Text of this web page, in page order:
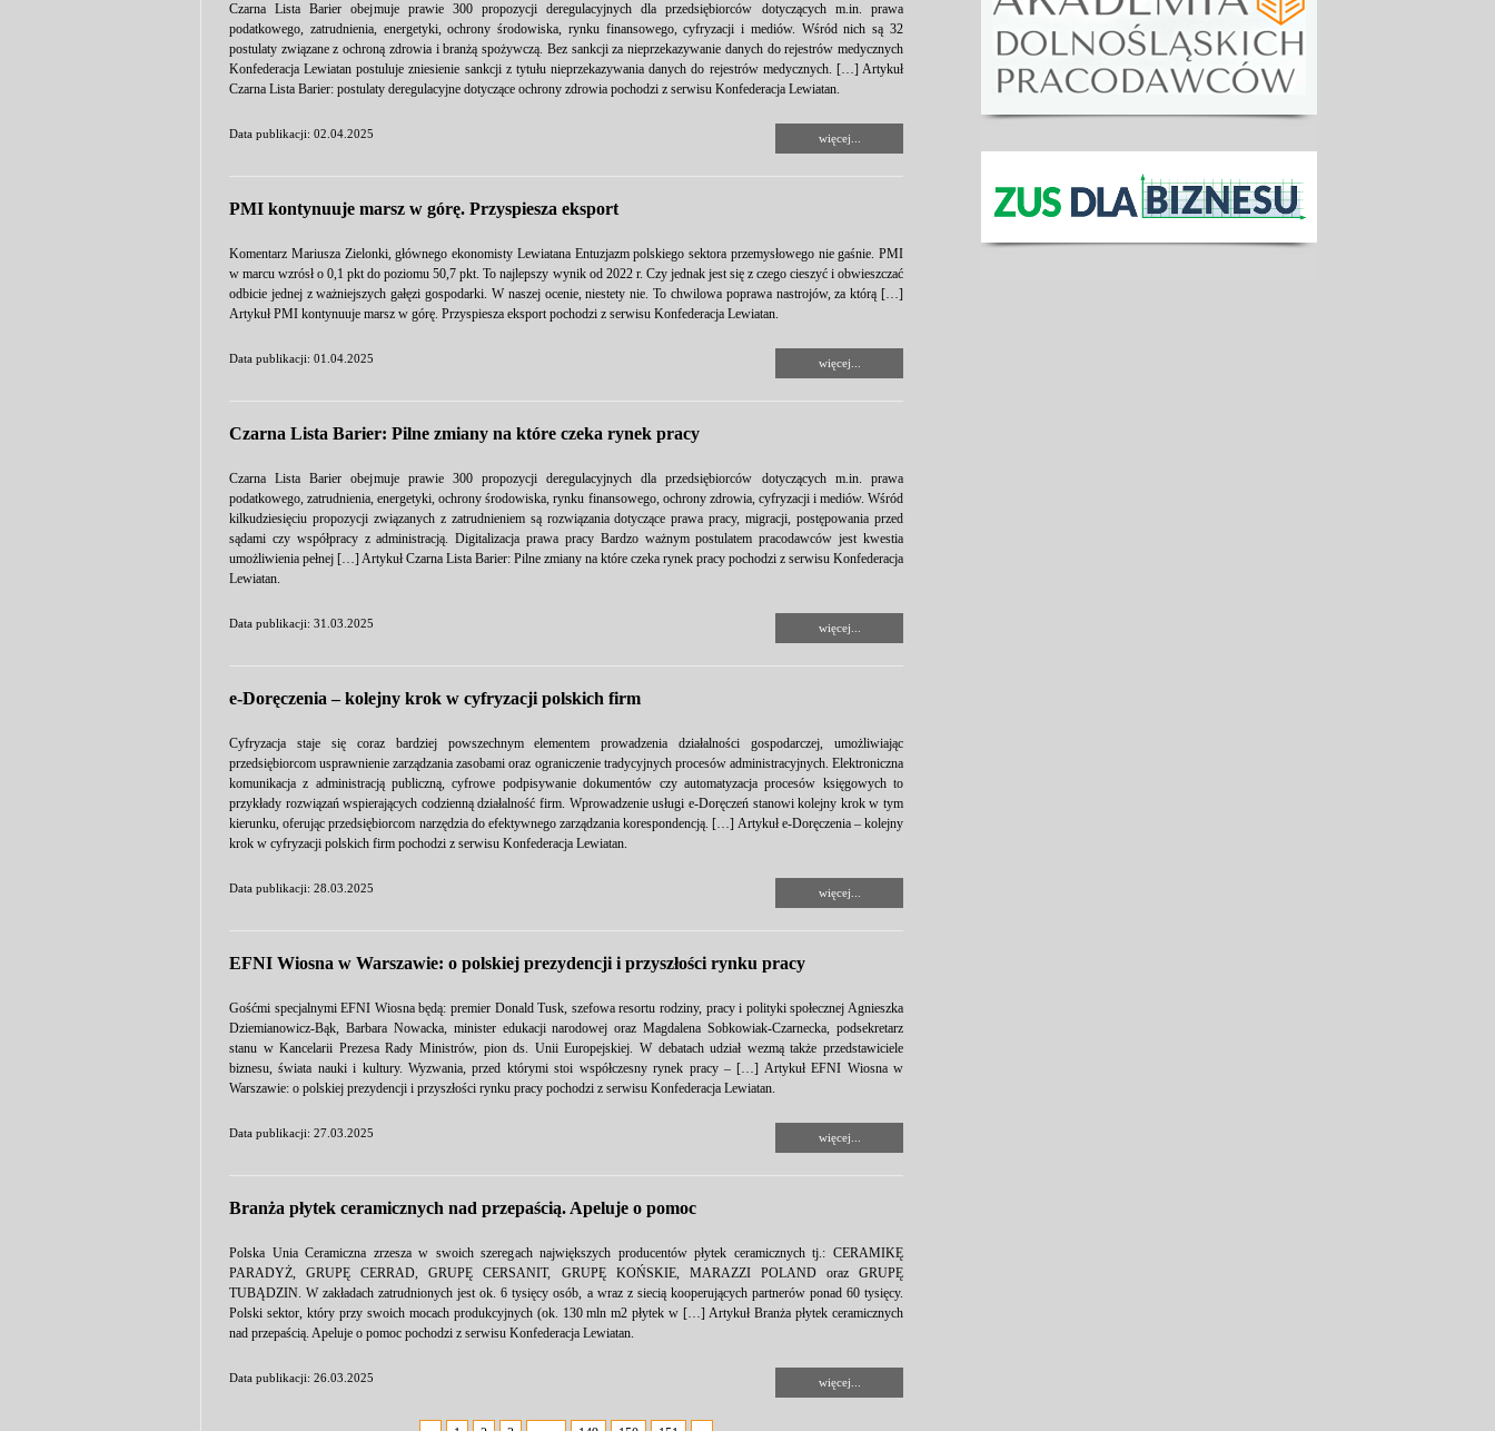
Czarna Lista Barier obejmuje prawie 300 propozycji deregulacyjnych dla przedsiębiorców dotyczących m.in. prawa
podatkowego, zatrudnienia, energetyki, ochrony środowiska, rynku finansowego, cyfryzacji i mediów. Wśród nich są 32
postulaty związane z ochroną zdrowia i branżą spożywczą. Bez sankcji za nieprzekazywanie danych do rejestrów medycznych
Konfederacja Lewiatan postuluje zniesienie sankcji z tytułu nieprzekazywania danych do rejestrów medycznych. […] Artykuł
Czarna Lista Barier: postulaty deregulacyjne dotyczące ochrony zdrowia pochodzi z serwisu Konfederacja Lewiatan.
Data publikacji: 02.04.2025 więcej...
PMI kontynuuje marsz w górę. Przyspiesza eksport
Komentarz Mariusza Zielonki, głównego ekonomisty Lewiatana Entuzjazm polskiego sektora przemysłowego nie gaśnie. PMI
w marcu wzrósł o 0,1 pkt do poziomu 50,7 pkt. To najlepszy wynik od 2022 r. Czy jednak jest się z czego cieszyć i obwieszczać
odbicie jednej z ważniejszych gałęzi gospodarki. W naszej ocenie, niestety nie. To chwilowa poprawa nastrojów, za którą […]
Artykuł PMI kontynuuje marsz w górę. Przyspiesza eksport pochodzi z serwisu Konfederacja Lewiatan.
Data publikacji: 01.04.2025 więcej...
Czarna Lista Barier: Pilne zmiany na które czeka rynek pracy
Czarna Lista Barier obejmuje prawie 300 propozycji deregulacyjnych dla przedsiębiorców dotyczących m.in. prawa
podatkowego, zatrudnienia, energetyki, ochrony środowiska, rynku finansowego, ochrony zdrowia, cyfryzacji i mediów. Wśród
kilkudziesięciu propozycji związanych z zatrudnieniem są rozwiązania dotyczące prawa pracy, migracji, postępowania przed
sądami czy współpracy z administracją. Digitalizacja prawa pracy Bardzo ważnym postulatem pracodawców jest kwestia
umożliwienia pełnej […] Artykuł Czarna Lista Barier: Pilne zmiany na które czeka rynek pracy pochodzi z serwisu Konfederacja
Lewiatan.
Data publikacji: 31.03.2025 więcej...
e-Doręczenia – kolejny krok w cyfryzacji polskich firm
Cyfryzacja staje się coraz bardziej powszechnym elementem prowadzenia działalności gospodarczej, umożliwiając
przedsiębiorcom usprawnienie zarządzania zasobami oraz ograniczenie tradycyjnych procesów administracyjnych. Elektroniczna
komunikacja z administracją publiczną, cyfrowe podpisywanie dokumentów czy automatyzacja procesów księgowych to
przykłady rozwiązań wspierających codzienną działalność firm. Wprowadzenie usługi e-Doręczeń stanowi kolejny krok w tym
kierunku, oferując przedsiębiorcom narzędzia do efektywnego zarządzania korespondencją. […] Artykuł e-Doręczenia – kolejny
krok w cyfryzacji polskich firm pochodzi z serwisu Konfederacja Lewiatan.
Data publikacji: 28.03.2025 więcej...
EFNI Wiosna w Warszawie: o polskiej prezydencji i przyszłości rynku pracy
Gośćmi specjalnymi EFNI Wiosna będą: premier Donald Tusk, szefowa resortu rodziny, pracy i polityki społecznej Agnieszka
Dziemianowicz-Bąk, Barbara Nowacka, minister edukacji narodowej oraz Magdalena Sobkowiak-Czarnecka, podsekretarz
stanu w Kancelarii Prezesa Rady Ministrów, pion ds. Unii Europejskiej. W debatach udział wezmą także przedstawiciele
biznesu, świata nauki i kultury. Wyzwania, przed którymi stoi współczesny rynek pracy – […] Artykuł EFNI Wiosna w
Warszawie: o polskiej prezydencji i przyszłości rynku pracy pochodzi z serwisu Konfederacja Lewiatan.
Data publikacji: 27.03.2025 więcej...
Branża płytek ceramicznych nad przepaścią. Apeluje o pomoc
Polska Unia Ceramiczna zrzesza w swoich szeregach największych producentów płytek ceramicznych tj.: CERAMIKĘ
PARADYŻ, GRUPĘ CERRAD, GRUPĘ CERSANIT, GRUPĘ KOŃSKIE, MARAZZI POLAND oraz GRUPĘ
TUBĄDZIN. W zakładach zatrudnionych jest ok. 6 tysięcy osób, a wraz z siecią kooperujących partnerów ponad 60 tysięcy.
Polski sektor, który przy swoich mocach produkcyjnych (ok. 130 mln m2 płytek w […] Artykuł Branża płytek ceramicznych
nad przepaścią. Apeluje o pomoc pochodzi z serwisu Konfederacja Lewiatan.
Data publikacji: 26.03.2025 więcej...